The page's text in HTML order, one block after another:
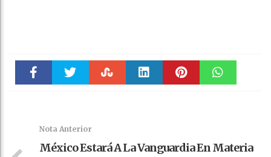
Nota Anterior
México Estará A La Vanguardia En Materia